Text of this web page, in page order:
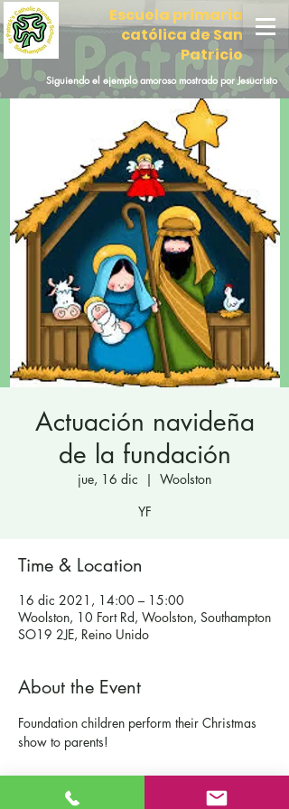
Escuela primaria
católica de San
Patricio
Siguiendo el ejemplo amoroso mostrado por Jesucristo
Actuación navideña
de la fundación
jue, 16 dic
  |
Woolston
YF
Time & Location
16 dic 2021, 14:00 – 15:00
Woolston, 10 Fort Rd, Woolston, Southampton
SO19 2JE, Reino Unido
About the Event
Foundation children perform their Christmas
show to parents!